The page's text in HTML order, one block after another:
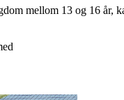
mellom 13 og 16 år,